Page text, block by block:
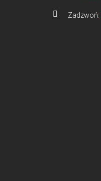
Zadzwoń: